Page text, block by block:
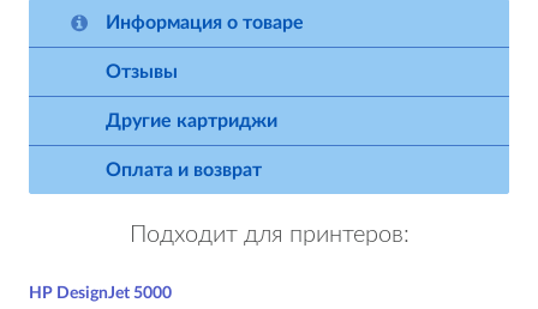
Информация о товаре
Отзывы
Другие картриджи
Оплата и возврат
Подходит для принтеров:
HP DesignJet 5000